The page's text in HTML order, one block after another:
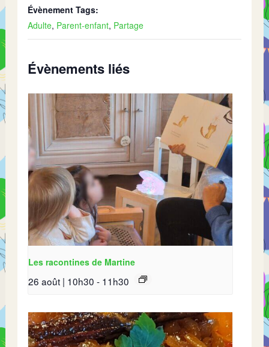
Évènement Tags:
Adulte, Parent-enfant, Partage
Évènements liés
Les racontines de Martine
26 août | 10h30 - 11h30